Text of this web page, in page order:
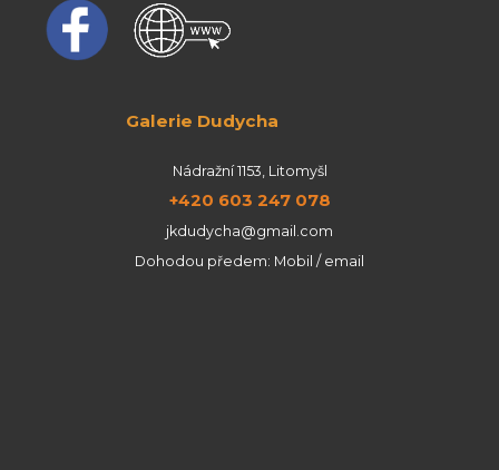
Galerie Dudycha
Nádražní 1153, Litomyšl
+420 603 247 078
jkdudycha@gmail.com
Dohodou předem: Mobil / email